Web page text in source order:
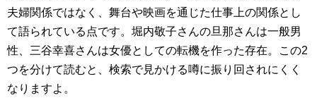
夫婦関係ではなく、舞台や映画を通じた仕事上の関係とし
て語られている点です。堀内敬子さんの旦那さんは一般男
性、三谷幸喜さんは女優としての転機を作った存在。この2
つを分けて読むと、検索で見かける噂に振り回されにくく
なりますよ。